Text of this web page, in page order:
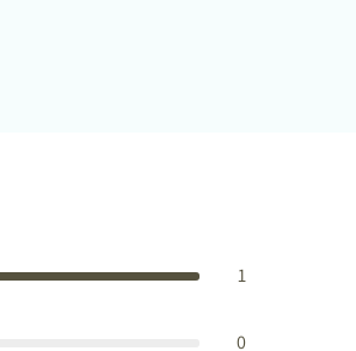
1
0